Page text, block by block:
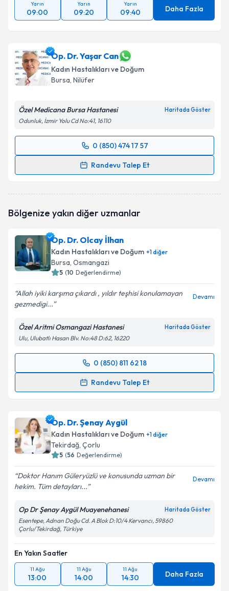
Yarın
09:00
Yarın
09:20
Yarın
09:40 Daha Fazla
Op. Dr. Yaşar Can
Kadın Hastalıkları ve Doğum
Bursa, Nilüfer
Özel Medicana Bursa Hastanesi Haritada Göster
Odunluk, İzmir Yolu Cd No:41, 16110
0 (850) 474 17 57
Randevu Talep Et
Randevu Takvimi Talebi
oluşturun. Size bu uzmandan randevu almanız için bir
Kişisel verilerimin işlenmesine ilişkin
Metni'ni okudum ve kişisel verilerimin belirtilen
kapsamda işlenmesini kabul ediyorum.
Takvim Talebini Gönder
Bölgenize yakın diğer uzmanlar
Op. Dr. Olcay İlhan
Kadın Hastalıkları ve Doğum +1diğer
Bursa, Osmangazi
5 (10 Değerlendirme)
Allah iyiki karşıma çıkardı , yıldır teşhisi konulamayan
gezmedigi...
Devamı
Özel Aritmi Osmangazi Hastanesi Haritada Göster
Ulu, Ulubatlı Hasan Blv. No:48 D:62, 16220
0 (850) 811 62 18
Randevu Talep Et
Randevu Takvimi Talebi
takvim hazırlandığında e-posta ile bilgilendireceğiz.
E-posta Adresiniz
Kişisel verilerimin işlenmesine ilişkin
kapsamda işlenmesini kabul ediyorum.
Takvim Talebini Gönder
Op. Dr. Şenay Aygül
Kadın Hastalıkları ve Doğum +1diğer
Tekirdağ, Çorlu
5 (56 Değerlendirme)
Doktor Hanım Güleryüzlü ve konusunda uzman bir
hekim. Tüm detayları...
Devamı
Op Dr Şenay Aygül Muayenehanesi Haritada Göster
Esentepe, Adnan Doğu Cd. A Blok D:10/4 Kervancı, 59860
Çorlu/Tekirdağ, Türkiye
En Yakın Saatler
11 Ağu
13:00
11 Ağu
14:00
11 Ağu
14:30 Daha Fazla